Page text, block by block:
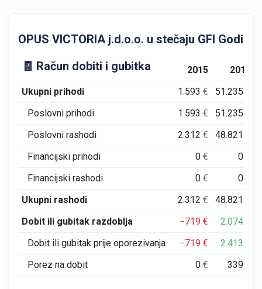
OPUS VICTORIA j.d.o.o. u stečaju GFI
🧾 Račun dobiti i gubitka
2015
2016
Ukupni prihodi
1.593€ 51.235
Poslovni prihodi
1.593€ 51.235
Poslovni rashodi
2.312€ 48.821
Financijski prihodi
0€ 0
Financijski rashodi
0€ 0
Ukupni rashodi
2.312€ 48.821
Dobit ili gubitak razdoblja
−719€ 2.074
Dobit ili gubitak prije oporezivanja
−719€ 2.413
Porez na dobit
0€ 339